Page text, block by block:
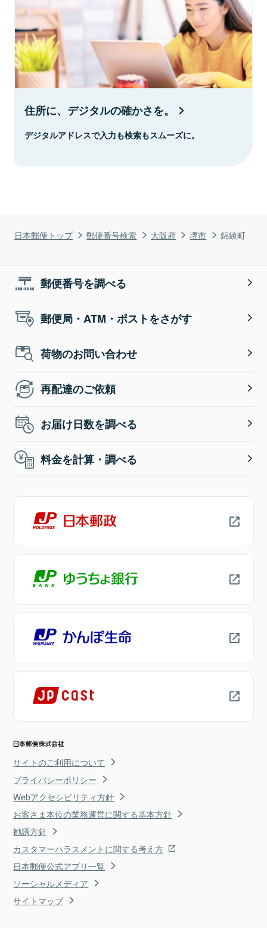
日本郵便トップ 郵便番号検索 大阪府 堺市 錦綾町
住所に、デジタルの確かさを。
デジタルアドレスで入力も検索もスムーズに。
郵便番号を調べる
郵便局・ATM・ポストをさがす
荷物のお問い合わせ
再配達のご依頼
お届け日数を調べる
料金を計算・調べる
サイトのご利用について
プライバシーポリシー
Webアクセシビリティ方針
お客さま本位の業務運営に関する基本方針
勧誘方針
カスタマーハラスメントに関する考え方
日本郵便公式アプリ一覧
ソーシャルメディア
サイトマップ